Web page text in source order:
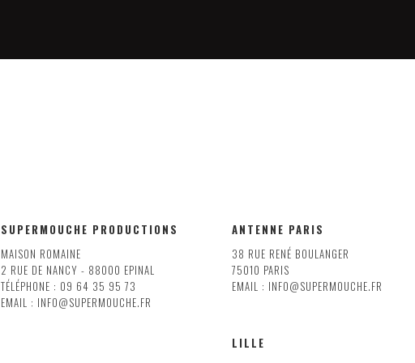
SUPERMOUCHE PRODUCTIONS
MAISON ROMAINE
2 RUE DE NANCY - 88000 EPINAL
TÉLÉPHONE : 09 64 35 95 73
EMAIL : INFO@SUPERMOUCHE.FR
ANTENNE PARIS
38 RUE RENÉ BOULANGER
75010 PARIS
EMAIL : INFO@SUPERMOUCHE.FR
LILLE